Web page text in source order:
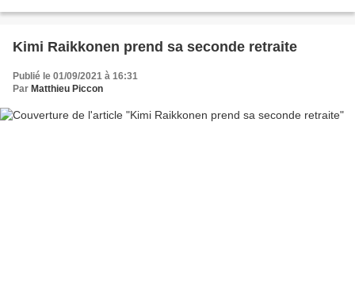
Kimi Raikkonen prend sa seconde retraite
Publié le 01/09/2021 à 16:31
Par Matthieu Piccon